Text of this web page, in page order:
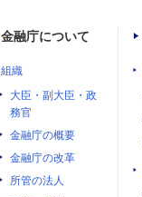
金融庁について
組織
大臣・副大臣・政
務官
金融庁の概要
金融庁の改革
所管の法人